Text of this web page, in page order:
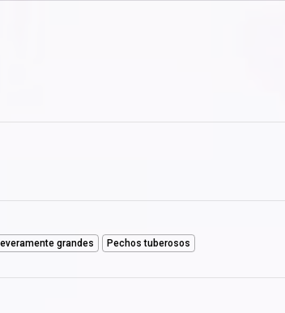
grandes
Pechos tuberosos